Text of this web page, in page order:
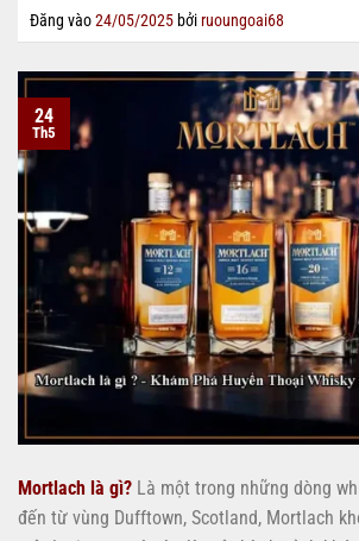
Đăng vào24/05/2025 bởiruoungoai68
24
Th5
Mortlach là gì? Là một trong những dòng
đến từ vùng Dufftown, Scotland, Mortlach